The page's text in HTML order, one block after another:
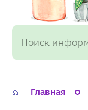
Главная